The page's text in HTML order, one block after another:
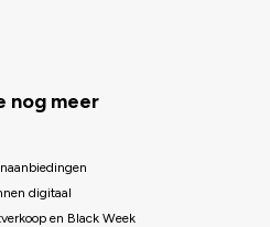
nog meer
digitaal
en Black Week